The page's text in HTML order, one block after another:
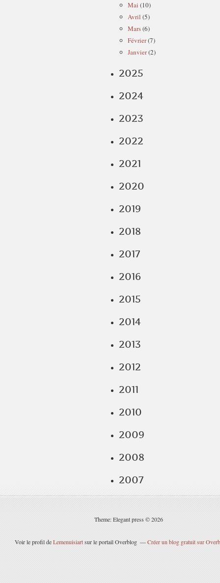
Mai (10)
Avril (5)
Mars(6)
Février(7)
Janvier(2)
2025
2024
2023
2022
2021
2020
2019
2018
2017
2016
2015
2014
2013
2012
2011
2010
2009
2008
2007
Theme: Elegant press © 2026
Voir le profil deLemenuisiartsur le portail Overblog Créer un blog gratuit sur